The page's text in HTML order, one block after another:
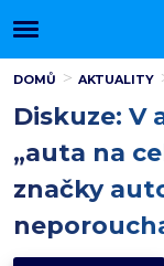
DOMŮ AKTUALITY
Diskuze: V
„auta na
značky